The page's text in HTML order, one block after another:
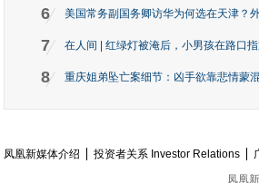
6 美国常务副国务卿访华为何选在天津？
7 在人间 | 红绿灯被淹后，小男孩在路口
8 重庆姐弟坠亡案细节：凶手欲靠悲情蒙
凤凰新媒体介绍 投资者关系 Investor Relations
凤凰